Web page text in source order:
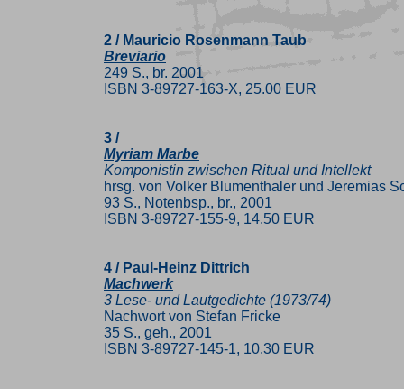
2 / Mauricio Rosenmann Taub
Breviario
249 S., br. 2001
ISBN 3-89727-163-X, 25.00 EUR
3 /
Myriam Marbe
Komponistin zwischen Ritual und Intellekt
hrsg. von Volker Blumenthaler und Jeremias
93 S., Notenbsp., br., 2001
ISBN 3-89727-155-9, 14.50 EUR
4 / Paul-Heinz Dittrich
Machwerk
3 Lese- und Lautgedichte (1973/74)
Nachwort von Stefan Fricke
35 S., geh., 2001
ISBN 3-89727-145-1, 10.30 EUR